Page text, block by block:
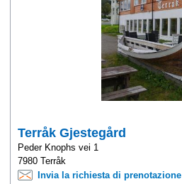
Terråk Gjestegård
Peder Knophs vei 1
7980 Terråk
Invia la richiesta di prenotazione